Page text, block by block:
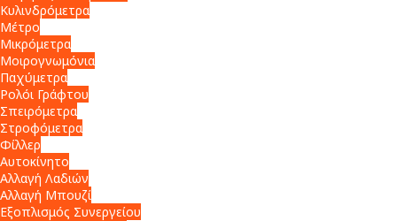
Κυλινδρόμετρα
Μέτρο
Μικρόμετρα
Μοιρογνωμόνια
Παχύμετρα
Ρολόι Γράφτου
Σπειρόμετρα
Στροφόμετρα
Φίλλερ
Αυτοκίνητο
Αλλαγή Λαδιών
Αλλαγή Μπουζί
Εξοπλισμός Συνεργείου